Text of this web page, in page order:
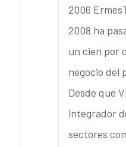
2006
2008 ha
un cien por
negocio del
Desde que
integrador
sectores